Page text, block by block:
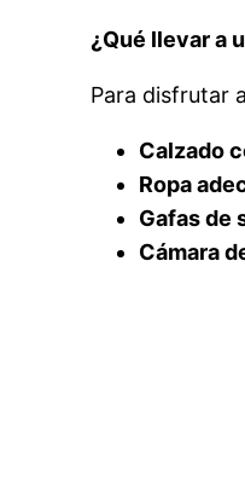
¿Qué llevar a
Para disfrutar
Calzado
Ropa
Gafas de
Cámara